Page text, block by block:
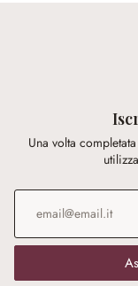
Una volta
Indirizzo e-mail